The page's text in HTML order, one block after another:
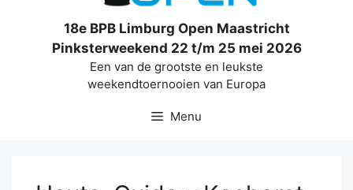
18e BPB Limburg Open Maastricht
Pinksterweekend 22 t/m 25 mei 2026
Een van de grootste en leukste
weekendtoernooien van Europa
Menu